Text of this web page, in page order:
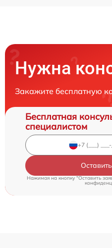
Нужна
Закажите бесплатную
Бесплатная
специалистом
Нажимая на кнопку "Оставить